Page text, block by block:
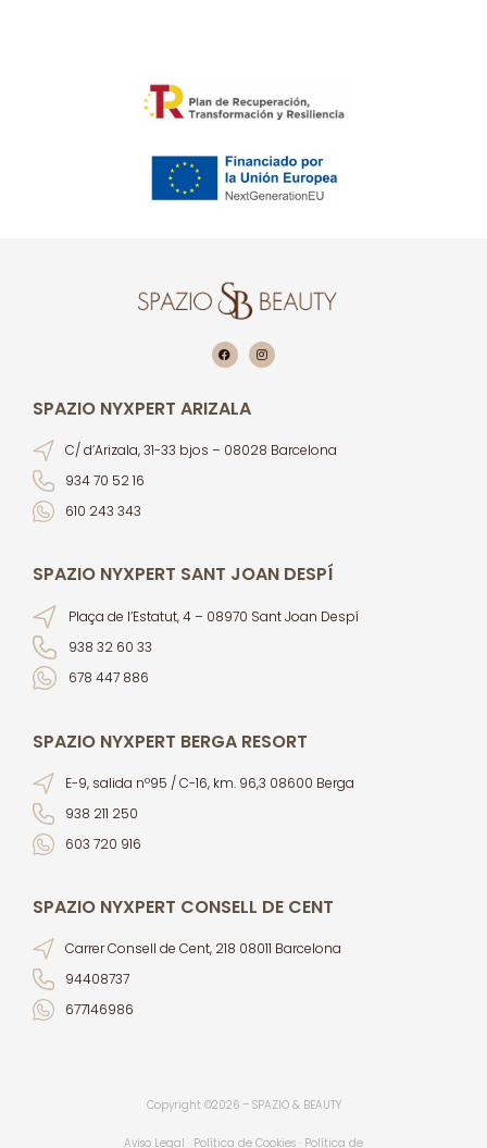
SPAZIO NYXPERT ARIZALA
C/ d’Arizala, 31-33 bjos – 08028 Barcelona
934 70 52 16
610 243 343
SPAZIO NYXPERT SANT JOAN DESPÍ
Plaça de l’Estatut, 4 – 08970 Sant Joan Despí
938 32 60 33
678 447 886
SPAZIO NYXPERT BERGA RESORT
E-9, salida nº95 / C-16, km. 96,3 08600 Berga
938 211 250
603 720 916
SPAZIO NYXPERT CONSELL DE CENT
Carrer Consell de Cent, 218 08011 Barcelona
94408737
677146986
Copyright ©2026 – SPAZIO & BEAUTY
Aviso Legal · Política de Cookies · Política de